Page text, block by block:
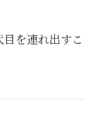
を連れ出すこ